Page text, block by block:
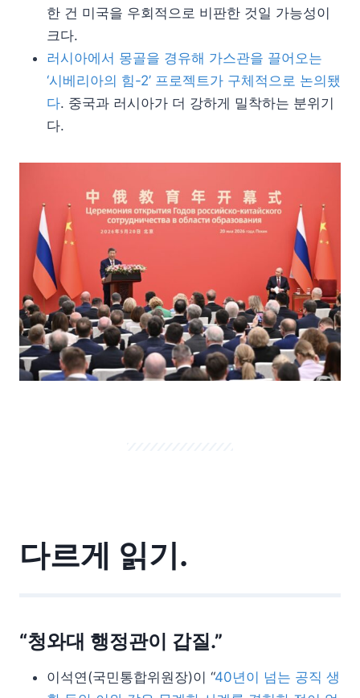
한 건 미국을 우회적으로 비판한 것일 가능성이
크다.
러시아에서 몽골을 경유해 가스관을 끌어오는
‘시베리아의 힘-2’ 프로젝트가 구체적으로 논의됐
다. 중국과 러시아가 더 강하게 밀착하는 분위기
다.
다르게 읽기.
“청와대 행정관이 갑질.”
이석연(국민통합위원장)이 “40년이 넘는 공직 생